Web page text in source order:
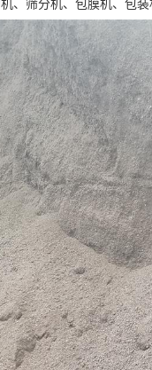
、筛分机、包膜机、包装